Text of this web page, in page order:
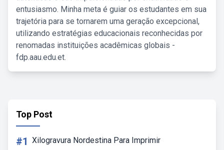
entusiasmo. Minha meta é guiar os estudantes em sua
trajetória para se tornarem uma geração excepcional,
utilizando estratégias educacionais reconhecidas por
renomadas instituições acadêmicas globais -
fdp.aau.edu.et.
Top Post
#1 Xilogravura Nordestina Para Imprimir